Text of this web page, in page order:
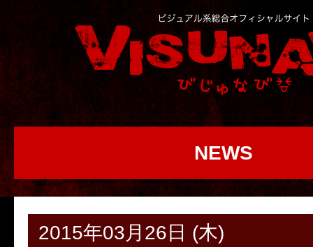
NEWS
2015年03月26日 (木)